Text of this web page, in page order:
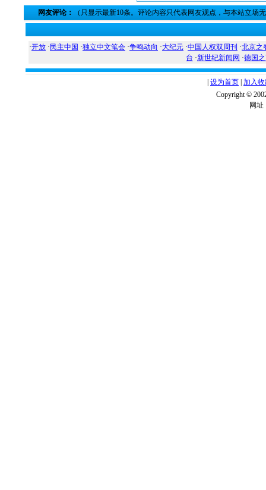
网友评论： （只显示最新10条。评论内容只代表网友观点，与本站立场
·开放 · 民主中国 ·独立中文笔会 ·争鸣动向 ·大纪元 ·中国人权双周刊 ·北京之
台 ·新世纪新闻网 ·德国
设为首页 加入
Copyright ©
网址